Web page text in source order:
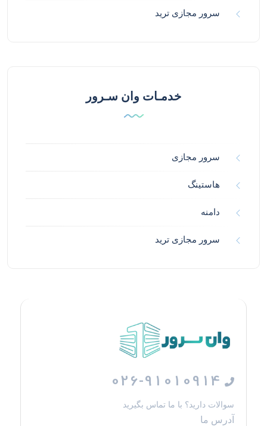
سرور مجازی ترید
خدمـات وان سـرور
سرور مجازی
هاستینگ
دامنه
سرور مجازی ترید
026-91010914
سوالات دارید؟ با ما تماس بگیرید
آدرس ما